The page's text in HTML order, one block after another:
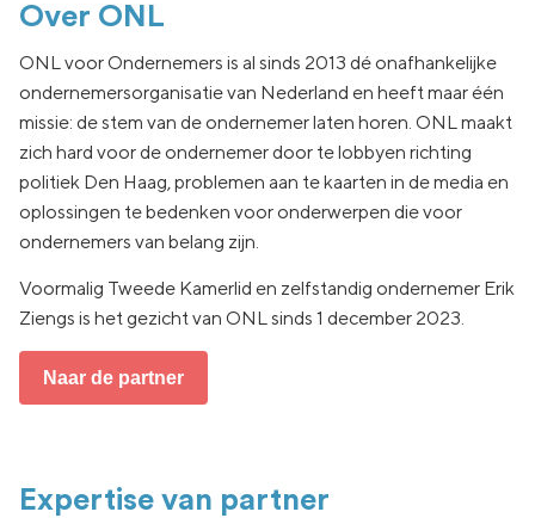
Over ONL
ONL voor Ondernemers is al sinds 2013 dé onafhankelijke
ondernemersorganisatie van Nederland en heeft maar één
missie: de stem van de ondernemer laten horen. ONL maakt
zich hard voor de ondernemer door te lobbyen richting
politiek Den Haag, problemen aan te kaarten in de media en
oplossingen te bedenken voor onderwerpen die voor
ondernemers van belang zijn.
Voormalig Tweede Kamerlid en zelfstandig ondernemer Erik
Ziengs is het gezicht van ONL sinds 1 december 2023.
Naar de partner
Expertise van partner